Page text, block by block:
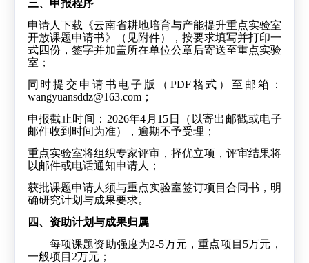
三、申报程序
申请人下载《云南省耕地培育与产能提升重点实验室
开放课题申请书》（见附件），按要求填写并打印一
式四份，签字并加盖所在单位公章后寄送至重点实验
室；
同时提交申请书电子版（ PDF格式）至邮箱：
wangyuansddz@163.com；
申报截止时间： 2026年4 月 15 日（以寄出邮戳或电子
邮件收到时间为准），逾期不予受理；
重点实验室将组织专家评审，择优立项，评审结果将
以邮件或电话通知申请人；
获批课题申请人须与重点实验室签订项目合同书，明
确研究计划与成果要求。
四、资助计划与成果归属
每项课题资助强度为2-5万元，重点项目 5万元，
一般项目 2万元；